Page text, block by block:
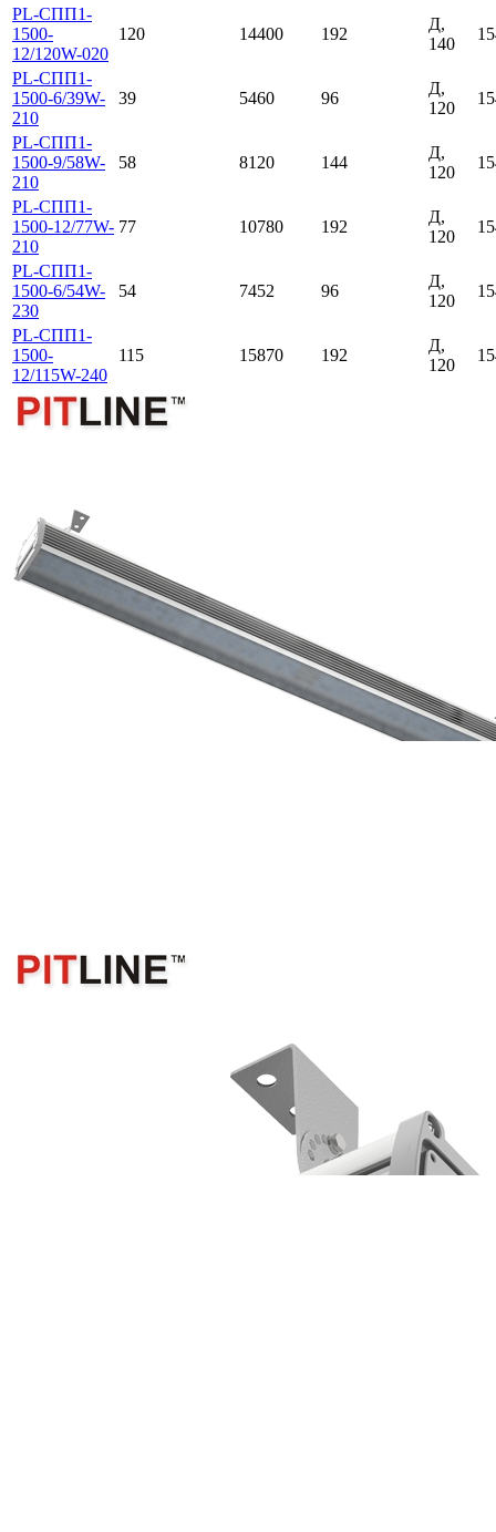
PL-СПП1-
1500-
12/120W-020
120 14400 192
Д,
140
PL-СПП1-
1500-6/39W-
210
39 5460 96
Д,
120
PL-СПП1-
1500-9/58W-
210
58 8120 144
Д,
120
PL-СПП1-
1500-12/77W-
210
77 10780 192
Д,
120
PL-СПП1-
1500-6/54W-
230
54 7452 96
Д,
120
PL-СПП1-
1500-
12/115W-240
115 15870 192
Д,
120